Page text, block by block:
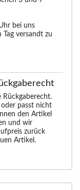
bei uns
Tag versandt zu
Rückgaberecht.
passt nicht
den Artikel
und wir
zurück
Artikel.